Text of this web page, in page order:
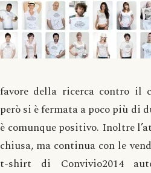
favore della ricerca contro il
però si è fermata a poco più
è comunque positivo. Inoltre
chiusa, ma continua con le
t-shirt di Convivio2014